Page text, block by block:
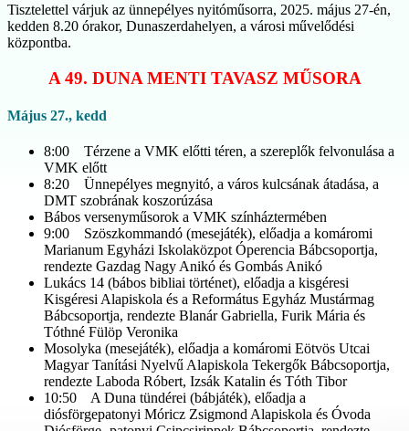
Tisztelettel várjuk az ünnepélyes nyitóműsorra, 2025. május 27-én,
kedden 8.20 órakor, Dunaszerdahelyen, a városi művelődési
központba.
A 49. DUNA MENTI TAVASZ MŰSORA
Május 27., kedd
8:00 Térzene a VMK előtti téren, a szereplők felvonulása a
VMK előtt
8:20 Ünnepélyes megnyitó, a város kulcsának átadása, a
DMT szobrának koszorúzása
Bábos versenyműsorok a VMK színháztermében
9:00 Szöszkommandó (mesejáték), előadja a komáromi
Marianum Egyházi Iskolaközpot Óperencia Bábcsoportja,
rendezte Gazdag Nagy Anikó és Gombás Anikó
Lukács 14 (bábos bibliai történet), előadja a kisgéresi
Kisgéresi Alapiskola és a Református Egyház Mustármag
Bábcsoportja, rendezte Blanár Gabriella, Furik Mária és
Tóthné Fülöp Veronika
Mosolyka (mesejáték), előadja a komáromi Eötvös Utcai
Magyar Tanítási Nyelvű Alapiskola Tekergők Bábcsoportja,
rendezte Laboda Róbert, Izsák Katalin és Tóth Tibor
10:50 A Duna tündérei (bábjáték), előadja a
diósförgepatonyi Móricz Zsigmond Alapiskola és Óvoda